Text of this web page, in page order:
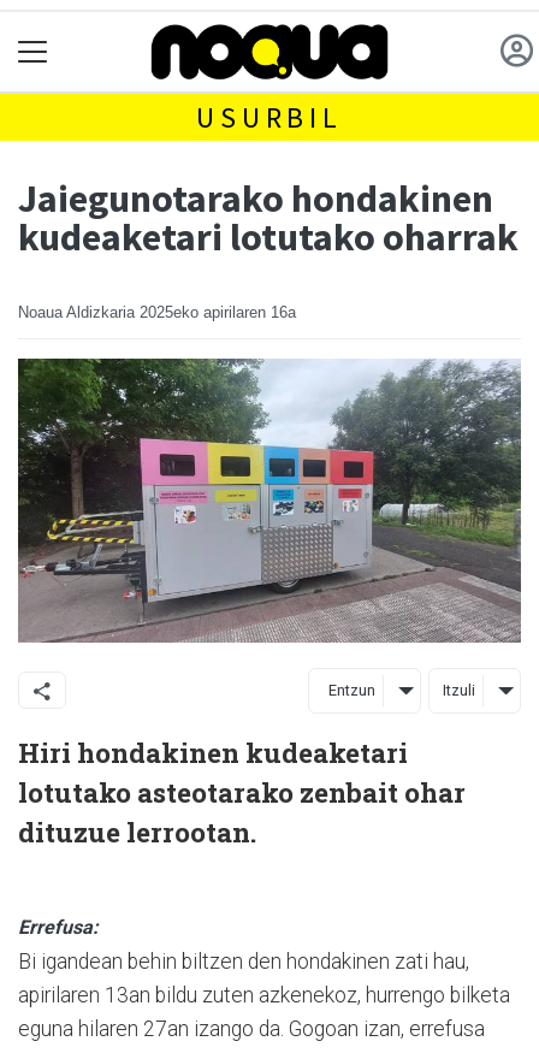
USURBIL
Jaiegunotarako hondakinen
kudeaketari lotutako oharrak
Noaua Aldizkaria 2025eko apirilaren 16a
Entzun Itzuli
Hiri hondakinen kudeaketari
lotutako asteotarako zenbait ohar
dituzue lerrootan.
Errefusa:
Bi igandean behin biltzen den hondakinen zati hau,
apirilaren 13an bildu zuten azkenekoz, hurrengo bilketa
eguna hilaren 27an izango da. Gogoan izan, errefusa